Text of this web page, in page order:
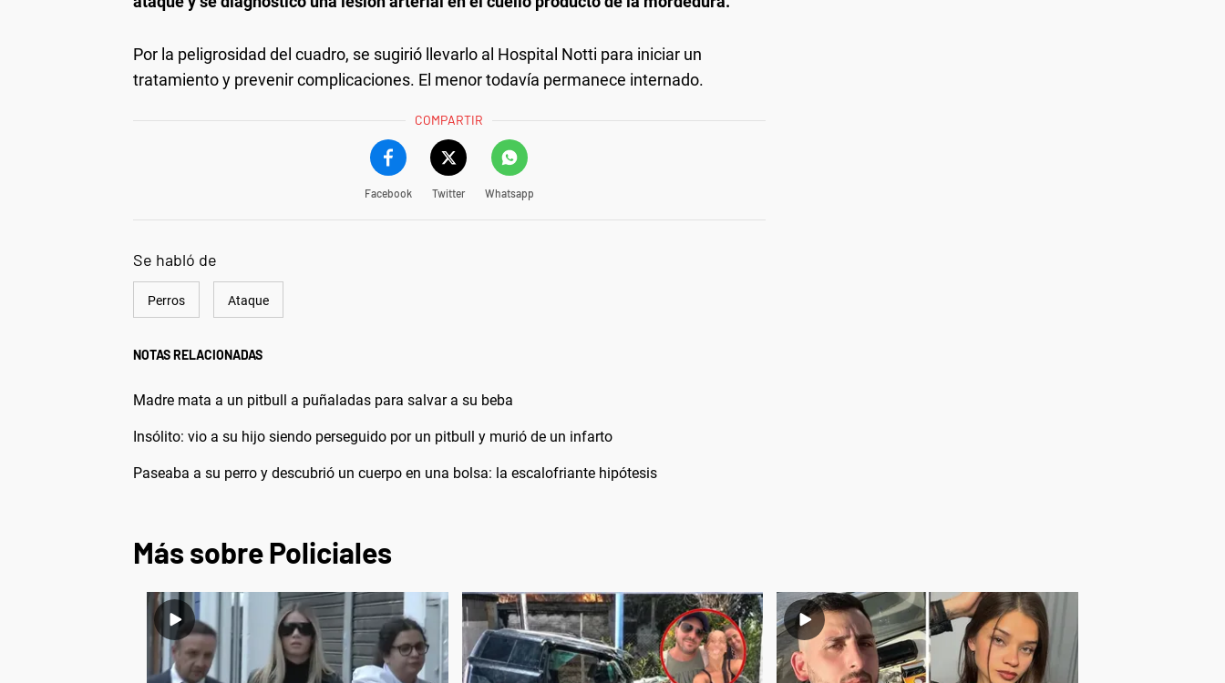
Por la peligrosidad del cuadro, se sugirió llevarlo al Hospital Notti para iniciar un
tratamiento y prevenir complicaciones. El menor todavía permanece internado.
COMPARTIR
Facebook Twitter Whatsapp
Se habló de
Perros Ataque
NOTAS RELACIONADAS
Madre mata a un pitbull a puñaladas para salvar a su beba
Insólito: vio a su hijo siendo perseguido por un pitbull y murió de un infarto
Paseaba a su perro y descubrió un cuerpo en una bolsa: la escalofriante hipótesis
Más sobre Policiales